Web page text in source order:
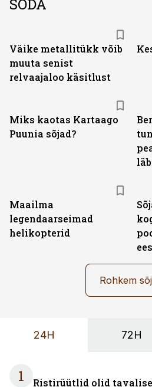
SÕDA
Väike metallitükk võib
muuta senist
relvaajaloo käsitlust
Miks kaotas Kartaago
Puunia sõjad?
Maailma
legendaarseimad
helikopterid
Rohkem
24H 72H
1 Ristirüütlid olid